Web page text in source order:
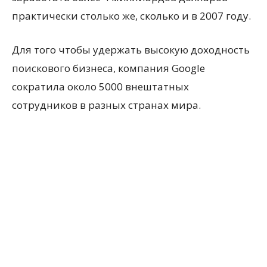
практически столько же, сколько и в 2007 году.
Для того чтобы удержать высокую доходность
поискового бизнеса, компания Google
сократила около 5000 внештатных
сотрудников в разных странах мира.